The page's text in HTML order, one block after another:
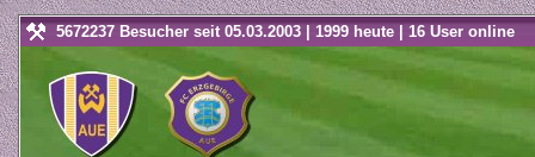
5672237 Besucher seit 05.03.2003 | 1999 heute | 16 User online